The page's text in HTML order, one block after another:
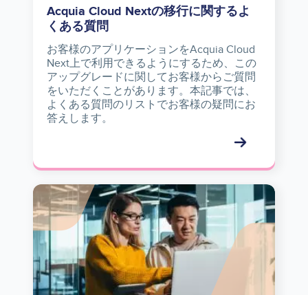
Acquia Cloud Nextの移行に関するよ
くある質問
お客様のアプリケーションをAcquia Cloud
Next上で利用できるようにするため、この
アップグレードに関してお客様からご質問
をいただくことがあります。本記事では、
よくある質問のリストでお客様の疑問にお
答えします。
Image